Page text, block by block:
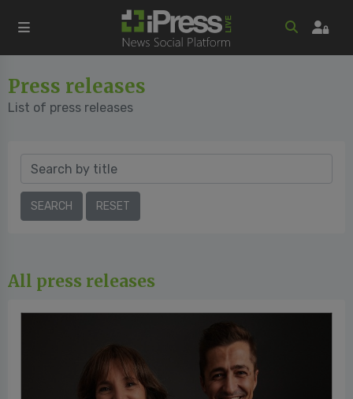
Press releases
List of press releases
All press releases